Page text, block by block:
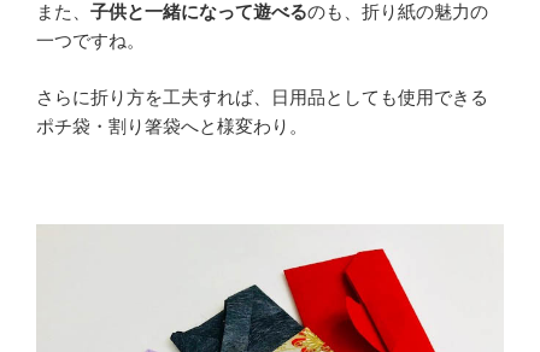
また、 子供と一緒になって遊べるのも、折り紙の魅力の
一つですね。
さらに折り方を工夫すれば、日用品としても使用できる
ポチ袋・割り箸袋へと様変わり。